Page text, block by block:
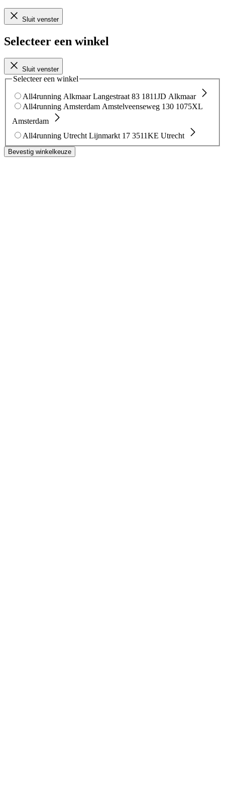
Sluit venster
Selecteer een winkel
Sluit venster
Selecteer een winkel
All4running Alkmaar Langestraat 83 1811JD Alkmaar
All4running Amsterdam Amstelveenseweg 130 1075XL
Amsterdam
All4running Utrecht Lijnmarkt 17 3511KE Utrecht
Bevestig winkelkeuze